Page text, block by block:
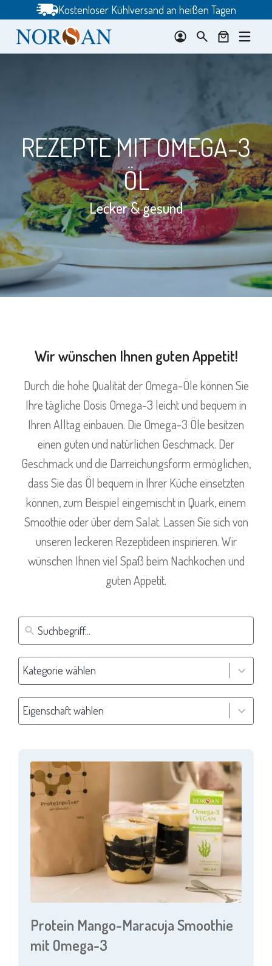
springen
Kostenloser Kühlversand an heißen Tagen
REZEPTE MIT OMEGA-3
ÖL
Lecker & gesund
Wir wünschen Ihnen guten Appetit!
Durch die hohe Qualität der Omega-Öle können Sie
Ihre tägliche Dosis Omega-3 leicht und bequem in
Ihren Alltag einbauen. Die Omega-3 Öle besitzen
einen guten und natürlichen Geschmack. Der
Geschmack und die Darreichungsform ermöglichen,
dass Sie das Öl bequem in Ihrer Küche einsetzten
können, zum Beispiel eingemischt in Quark, einem
Smoothie oder über dem Salat. Lassen Sie sich von
unseren leckeren Rezeptideen inspirieren. Wir
wünschen Ihnen viel Spaß beim Nachkochen und
guten Appetit.
Kategorie wählen
results
available
Eigenschaft wählen
results
Loaded
more
results.
Protein Mango-Maracuja Smoothie
mit Omega-3